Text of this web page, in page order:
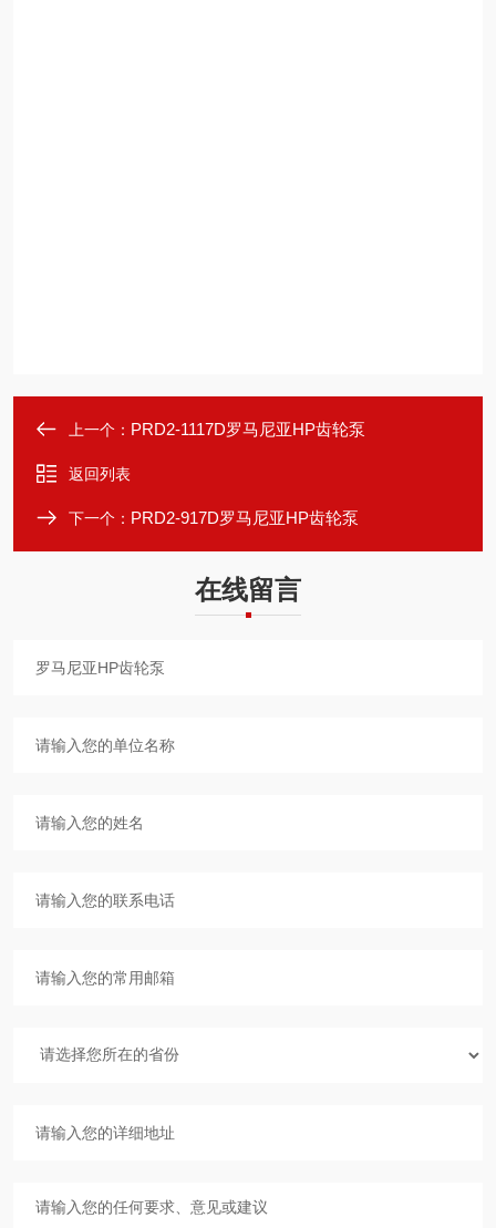
上一个： PRD2-1117D罗马尼亚HP齿轮泵
返回列表
下一个： PRD2-917D罗马尼亚HP齿轮泵
在线留言